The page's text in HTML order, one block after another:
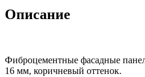
Описание
Фиброцементные фасадные
16 мм, коричневый оттенок.